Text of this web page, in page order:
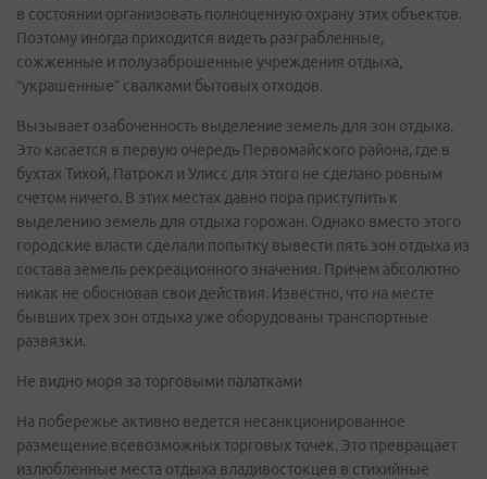
в состоянии организовать полноценную охрану этих объектов.
Поэтому иногда приходится видеть разграбленные,
сожженные и полузаброшенные учреждения отдыха,
“украшенные” свалками бытовых отходов.
Вызывает озабоченность выделение земель для зон отдыха.
Это касается в первую очередь Первомайского района, где в
бухтах Тихой, Патрокл и Улисс для этого не сделано ровным
счетом ничего. В этих местах давно пора приступить к
выделению земель для отдыха горожан. Однако вместо этого
городские власти сделали попытку вывести пять зон отдыха из
состава земель рекреационного значения. Причем абсолютно
никак не обосновав свои действия. Известно, что на месте
бывших трех зон отдыха уже оборудованы транспортные
развязки.
Не видно моря за торговыми палатками
На побережье активно ведется несанкционированное
размещение всевозможных торговых точек. Это превращает
излюбленные места отдыха владивостокцев в стихийные